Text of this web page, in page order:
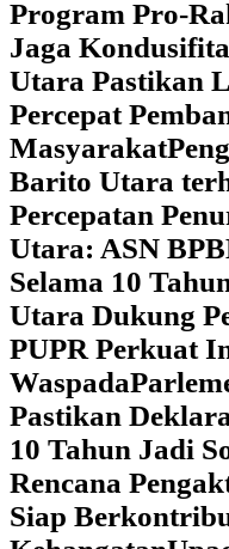
Program Pro-
Jaga
Utara Pastikan
Percepat
Masyarakat
Barito Utara
Percepatan
Utara: ASN
Selama 10
Utara Dukung
PUPR Perkuat
Waspada
Pastikan
10 Tahun Jadi
Rencana
Siap